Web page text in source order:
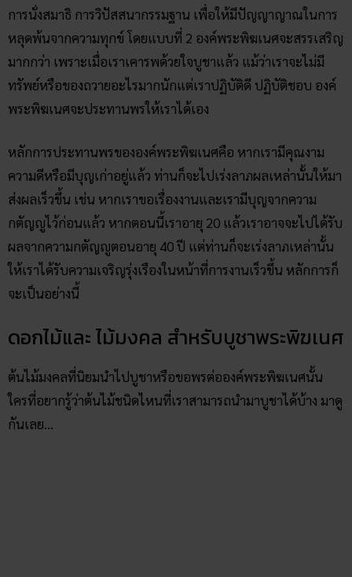
การนั่งสมาธิ การวิปัสสนากรรมฐาน เพื่อให้มีปัญญาญาณในการ
หลุดพ้นจากความทุกข์ โดยแบบที่ 2 องค์พระพิฆเนศจะสรรเสริญ
มากกว่า เพราะเมื่อเราเคารพด้วยใจบูชาแล้ว แม้ว่าเราจะไม่มี
ทรัพย์หรือของถวายอะไรมากนักแต่เราปฏิบัติดี ปฏิบัติชอบ องค์
พระพิฆเนศจะประทานพรให้เราได้เอง
หลักการประทานพรขององค์พระพิฆเนศคือ หากเรามีคุณงาม
ความดีหรือมีบุญเก่าอยู่แล้ว ท่านก็จะไปเร่งลาภผลเหล่านั้นให้มา
ส่งผลเร็วขึ้น เช่น หากเราขอเรื่องงานและเรามีบุญจากความ
กตัญญูไว้ก่อนแล้ว หากตอนนี้เราอายุ 20 แล้วเราอาจจะไปได้รับ
ผลจากความกตัญญูตอนอายุ 40 ปี แต่ท่านก็จะเร่งลาภเหล่านั้น
ให้เราได้รับความเจริญรุ่งเรืองในหน้าที่การงานเร็วขึ้น หลักการก็
จะเป็นอย่างนี้
ดอกไม้และ ไม้มงคล สำหรับบูชาพระพิฆเนศ
ต้นไม้มงคลที่นิยมนำไปบูชาหรือขอพรต่อองค์พระพิฆเนศนั้น
ใครที่อยากรู้ว่าต้นไม้ชนิดไหนที่เราสามารถนำมาบูชาได้บ้าง มาดู
กันเลย…